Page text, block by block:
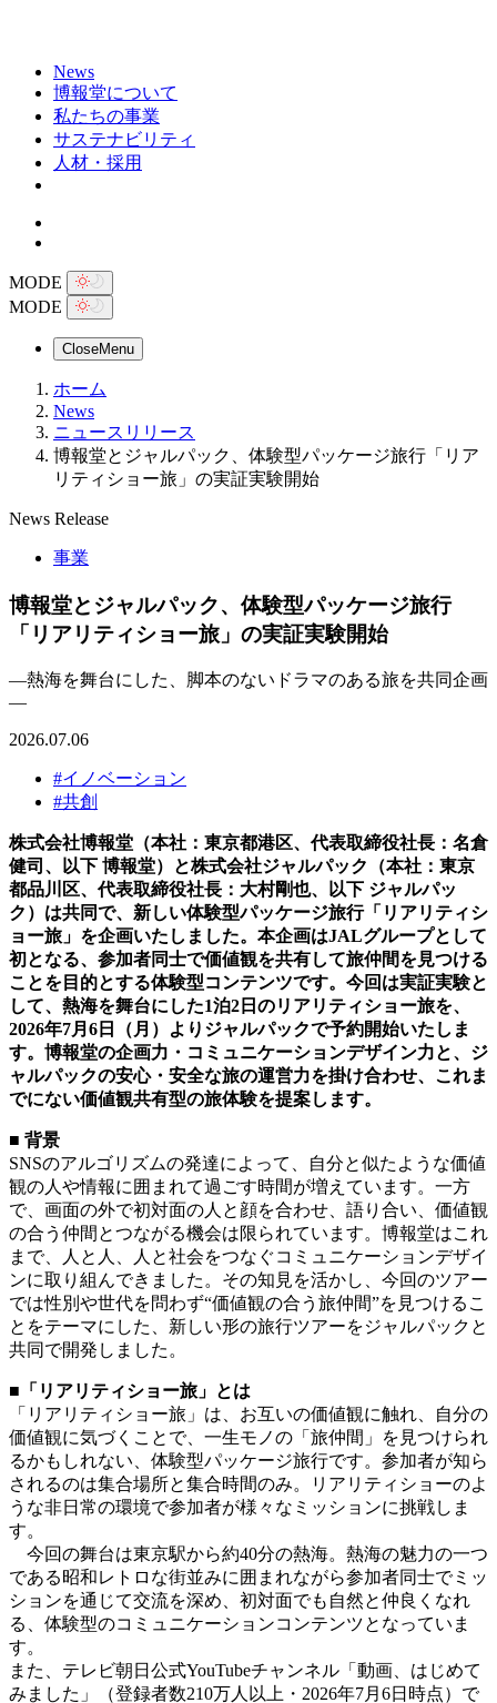
News
博報堂について
私たちの事業
サステナビリティ
人材・採用
MODE
MODE
CloseMenu
ホーム
News
ニュースリリース
博報堂とジャルパック、体験型パッケージ旅行「リア
リティショー旅」の実証実験開始
News Release
事業
博報堂とジャルパック、体験型パッケージ旅行
「リアリティショー旅」の実証実験開始
—熱海を舞台にした、脚本のないドラマのある旅を共同企画
—
2026.07.06
#イノベーション
#共創
株式会社博報堂（本社：東京都港区、代表取締役社長：名倉
健司、以下 博報堂）と株式会社ジャルパック（本社：東京
都品川区、代表取締役社長：大村剛也、以下 ジャルパッ
ク）は共同で、新しい体験型パッケージ旅行「リアリティシ
ョー旅」を企画いたしました。本企画はJALグループとして
初となる、参加者同士で価値観を共有して旅仲間を見つける
ことを目的とする体験型コンテンツです。今回は実証実験と
して、熱海を舞台にした1泊2日のリアリティショー旅を、
2026年7月6日（月）よりジャルパックで予約開始いたしま
す。博報堂の企画力・コミュニケーションデザイン力と、ジ
ャルパックの安心・安全な旅の運営力を掛け合わせ、これま
でにない価値観共有型の旅体験を提案します。
■ 背景
SNSのアルゴリズムの発達によって、自分と似たような価値
観の人や情報に囲まれて過ごす時間が増えています。一方
で、画面の外で初対面の人と顔を合わせ、語り合い、価値観
の合う仲間とつながる機会は限られています。博報堂はこれ
まで、人と人、人と社会をつなぐコミュニケーションデザイ
ンに取り組んできました。その知見を活かし、今回のツアー
では性別や世代を問わず“価値観の合う旅仲間”を見つけるこ
とをテーマにした、新しい形の旅行ツアーをジャルパックと
共同で開発しました。
■「リアリティショー旅」とは
「リアリティショー旅」は、お互いの価値観に触れ、自分の
価値観に気づくことで、一生モノの「旅仲間」を見つけられ
るかもしれない、体験型パッケージ旅行です。参加者が知ら
されるのは集合場所と集合時間のみ。リアリティショーのよ
うな非日常の環境で参加者が様々なミッションに挑戦しま
す。
今回の舞台は東京駅から約40分の熱海。熱海の魅力の一つ
である昭和レトロな街並みに囲まれながら参加者同士でミッ
ションを通じて交流を深め、初対面でも自然と仲良くなれ
る、体験型のコミュニケーションコンテンツとなっていま
す。
また、テレビ朝日公式YouTubeチャンネル「動画、はじめて
みました」（登録者数210万人以上・2026年7月6日時点）で